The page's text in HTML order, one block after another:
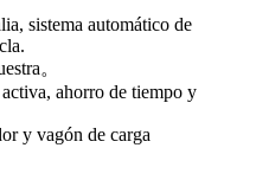
sistema automático de
。
ahorro de tiempo y
y vagón de carga